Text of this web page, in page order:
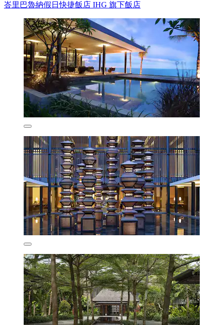
峇里巴魯納假日快捷飯店 IHG 旗下飯店